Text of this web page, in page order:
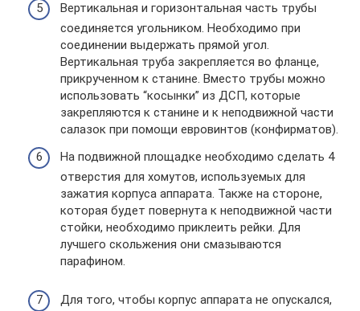
Вертикальная и горизонтальная часть трубы
соединяется угольником. Необходимо при
соединении выдержать прямой угол.
Вертикальная труба закрепляется во фланце,
прикрученном к станине. Вместо трубы можно
использовать “косынки” из ДСП, которые
закрепляются к станине и к неподвижной части
салазок при помощи евровинтов (конфирматов).
На подвижной площадке необходимо сделать 4
отверстия для хомутов, используемых для
зажатия корпуса аппарата. Также на стороне,
которая будет повернута к неподвижной части
стойки, необходимо приклеить рейки. Для
лучшего скольжения они смазываются
парафином.
Для того, чтобы корпус аппарата не опускался,